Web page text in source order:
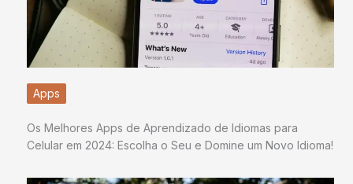
Apps
Os Melhores Apps de Aprendizado de Idiomas para
Celular em 2024: Escolha o Seu e Domine um Novo Idioma!